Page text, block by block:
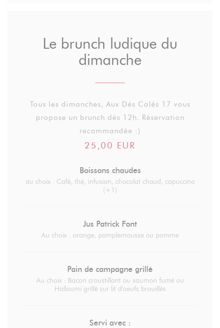
Le brunch ludique du
dimanche
Tous les dimanches, Aux Dés Calés 17 vous
propose un brunch dès 12h. Réservation
recommandée :)
25,00 EUR
Boissons chaudes
au choix : Café, thé, infusion, chocolat chaud, capuccino
(+1)
Jus Patrick Font
Au choix : orange, pamplemousse ou pomme
Pain de campagne grillé
Au choix : Bacon croustillant ou saumon fumé ou
Halloumi grillé sur lit d'oeufs brouillés
Servi avec :